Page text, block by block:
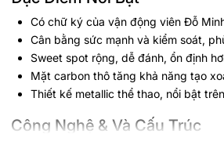
Có chữ ký của vận động viên Đỗ
Cân bằng sức mạnh và kiểm soát,
Sweet spot rộng, dễ đánh, ổn định
Mặt carbon thô tăng khả năng tạo
Thiết kế metallic thể thao, nổi bật
Công Nghệ & Và Cấu Trúc